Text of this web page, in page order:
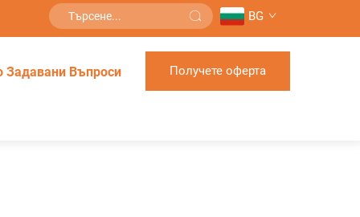
BG
Задавани Въпроси Получете оферта